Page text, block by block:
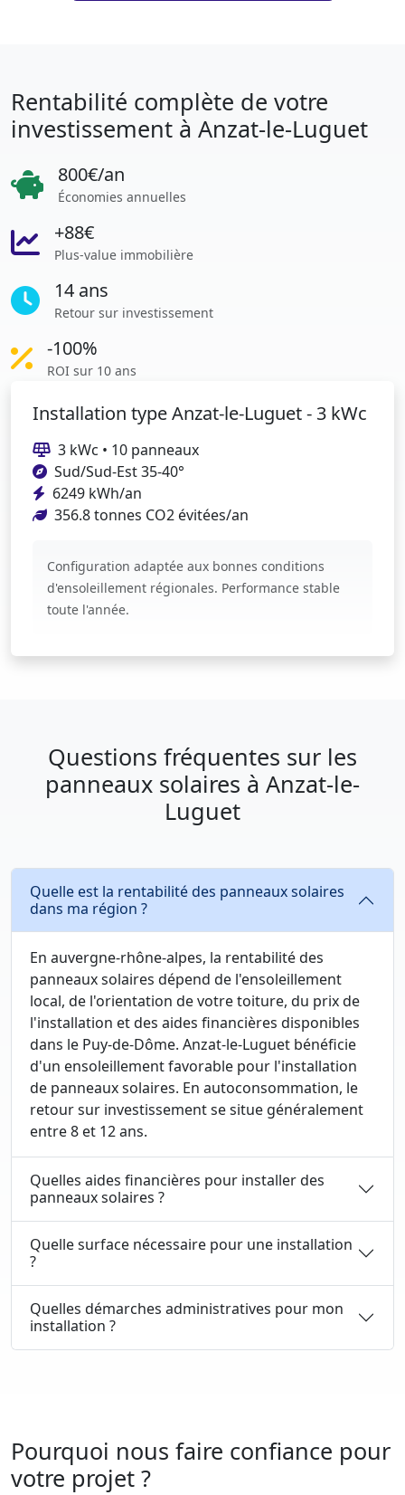
Rentabilité complète de votre
investissement à Anzat-le-Luguet
800€/an
Économies annuelles
+88€
Plus-value immobilière
14 ans
Retour sur investissement
-100%
ROI sur 10 ans
Installation type Anzat-le-Luguet - 3 kWc
3 kWc • 10 panneaux
Sud/Sud-Est 35-40°
6249 kWh/an
356.8 tonnes CO2 évitées/an
Configuration adaptée aux bonnes conditions
d'ensoleillement régionales. Performance stable
toute l'année.
Questions fréquentes sur les
panneaux solaires à Anzat-le-
Luguet
Quelle est la rentabilité des panneaux solaires
dans ma région ?
En auvergne-rhône-alpes, la rentabilité des
panneaux solaires dépend de l'ensoleillement
local, de l'orientation de votre toiture, du prix de
l'installation et des aides financières disponibles
dans le Puy-de-Dôme. Anzat-le-Luguet bénéficie
d'un ensoleillement favorable pour l'installation
de panneaux solaires. En autoconsommation, le
retour sur investissement se situe généralement
entre 8 et 12 ans.
Quelles aides financières pour installer des
panneaux solaires ?
Quelle surface nécessaire pour une installation
?
Quelles démarches administratives pour mon
installation ?
Pourquoi nous faire confiance pour
votre projet ?